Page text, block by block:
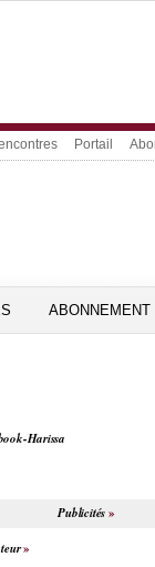
Portail
ABONNEMENT
Harissa
Publicités